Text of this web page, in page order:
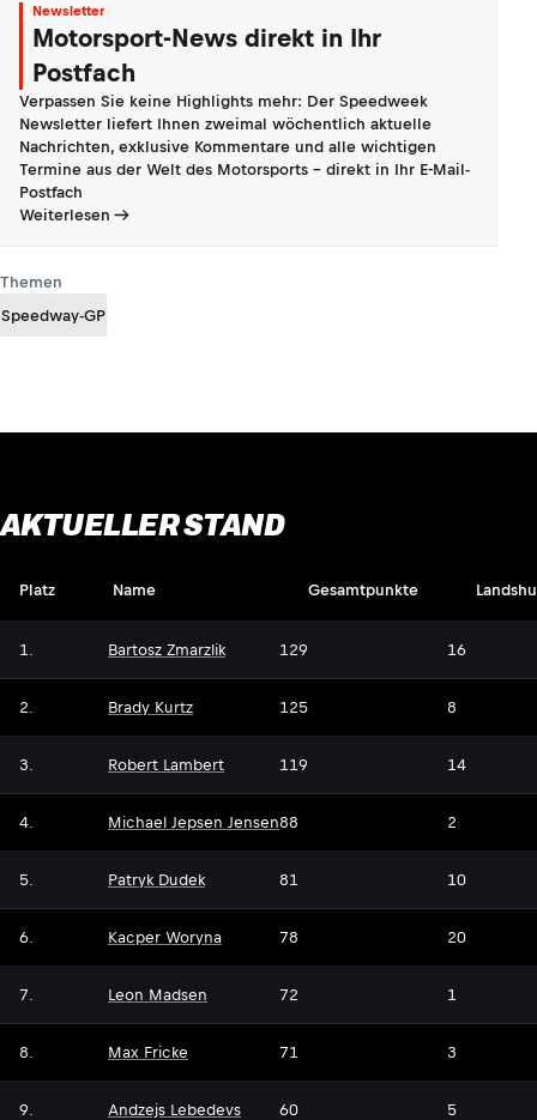
Newsletter
Motorsport-News direkt in Ihr
Postfach
Verpassen Sie keine Highlights mehr: Der Speedweek
Newsletter liefert Ihnen zweimal wöchentlich aktuelle
Nachrichten, exklusive Kommentare und alle wichtigen
Termine aus der Welt des Motorsports - direkt in Ihr E-Mail-
Postfach
Weiterlesen
Themen
Speedway-GP
AKTUELLER STAND
Platz Name Gesamtpunkte
1. Bartosz Zmarzlik 129 16
2. Brady Kurtz 125 8
3. Robert Lambert 119 14
4. Michael Jepsen Jensen88 2
5. Patryk Dudek 81 10
6. Kacper Woryna 78 20
7. Leon Madsen 72 1
8. Max Fricke 71 3
9. Andzejs Lebedevs 60 5